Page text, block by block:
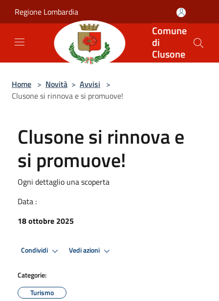
Regione Lombardia
Comune
di
Clusone
Home > Novità > Avvisi >
Clusone si rinnova e si promuove!
Clusone si rinnova e
si promuove!
Ogni dettaglio una scoperta
Data :
18 ottobre 2025
Condividi Vedi azioni
Categorie:
Turismo